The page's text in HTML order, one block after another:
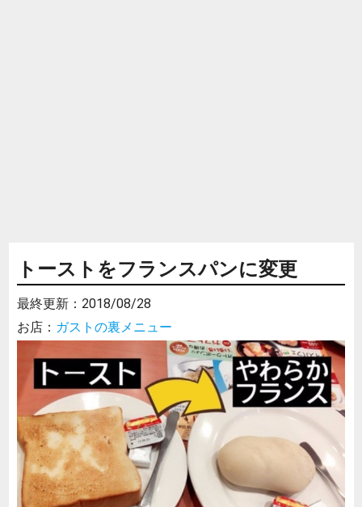
トーストをフランスパンに変更
最終更新： 2018/08/28
お店： ガストの裏メニュー